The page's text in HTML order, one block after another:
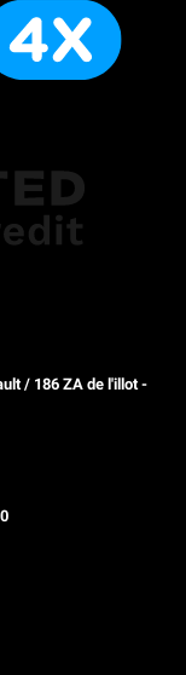
/ 186 ZA de l'illot -